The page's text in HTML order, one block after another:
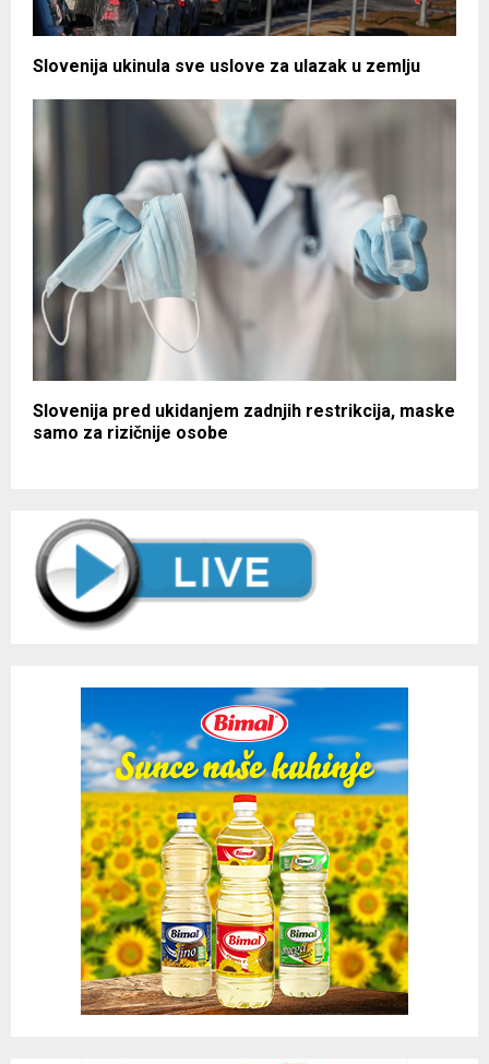
Slovenija ukinula sve uslove za ulazak u zemlju
Slovenija pred ukidanjem zadnjih restrikcija, maske
samo za rizičnije osobe